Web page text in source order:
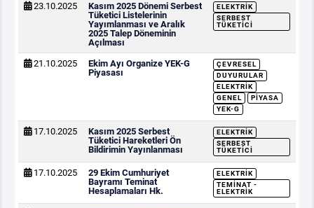
23.10.2025
Kasım 2025 Dönemi Serbest
Tüketici Listelerinin
Yayımlanması ve Aralık
2025 Talep Döneminin
Açılması
ELEKTRIK
SERBEST
TÜKETICI
21.10.2025
Ekim Ayı Organize YEK-G
Piyasası
ÇEVRESEL
DUYURULAR
ELEKTRIK
GENEL
PIYASA
YEK-G
17.10.2025
Kasım 2025 Serbest
Tüketici Hareketleri Ön
Bildirimin Yayınlanması
ELEKTRIK
SERBEST
TÜKETICI
17.10.2025
29 Ekim Cumhuriyet
Bayramı Teminat
Hesaplamaları Hk.
ELEKTRIK
TEMINAT -
ELEKTRIK